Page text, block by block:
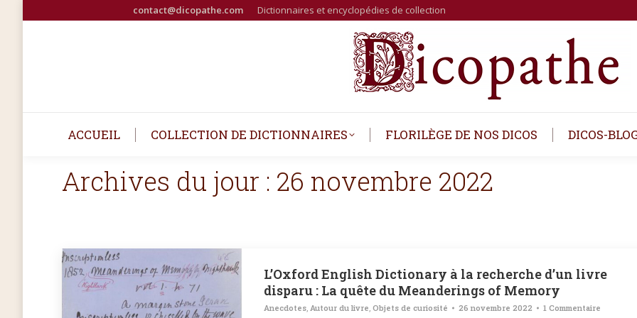
contact@dicopathe.com Dictionnaires et encyclopédies de collection
ACCUEIL COLLECTION DE DICTIONNAIRES FLORILÈGE DE NOS DICOS DICOS-
Archives du jour : 26 novembre 2022
L’Oxford English Dictionary à la recherche d’un livre
disparu : La quête du Meanderings of Memory
Anecdotes,Autour du livre,Objets de curiosité 26 novembre 2022 1 Commentaire